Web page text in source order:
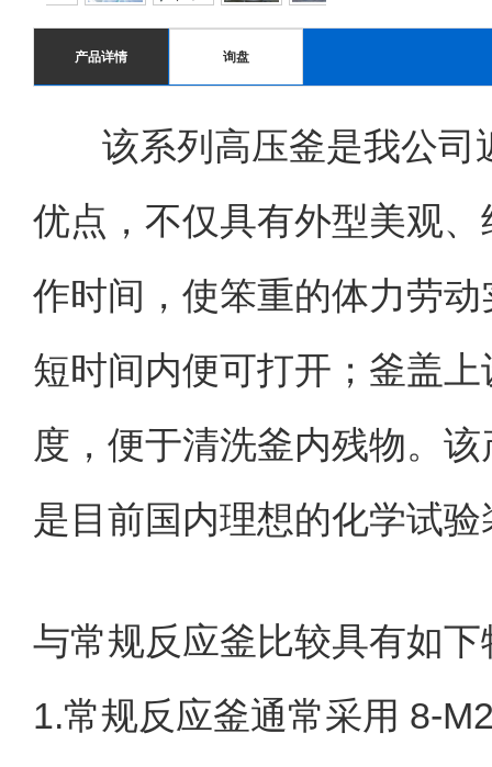
产品详情 询盘
该系列高压釜是我公司
优点，不仅具有外型美观
作时间，使笨重的体力劳
短时间内便可打开；釜盖
度，便于清洗釜内残物。
是目前国内理想的化学试验
与常规反应釜比较具有如下
1.常规反应釜通常采用 8-